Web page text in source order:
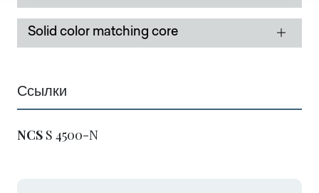
Solid color matching core
Ссылки
NCS S 4500-N